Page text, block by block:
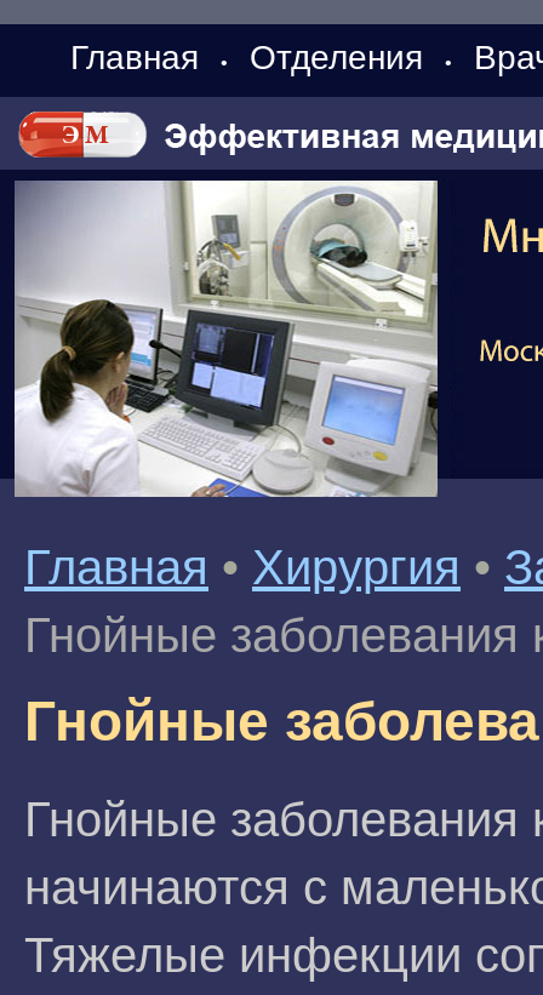
Главная • Отделения •
Главная • Хирургия •
Гнойные заболевания
Гнойные
Гнойные заболевания
начинаются с
Тяжелые инфекции